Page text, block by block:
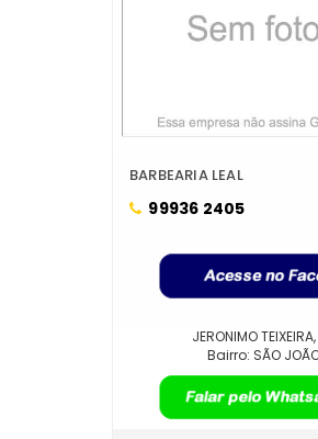
BARBEARIA LEAL
99936 2405
JERONIMO
Bairro: SÃO